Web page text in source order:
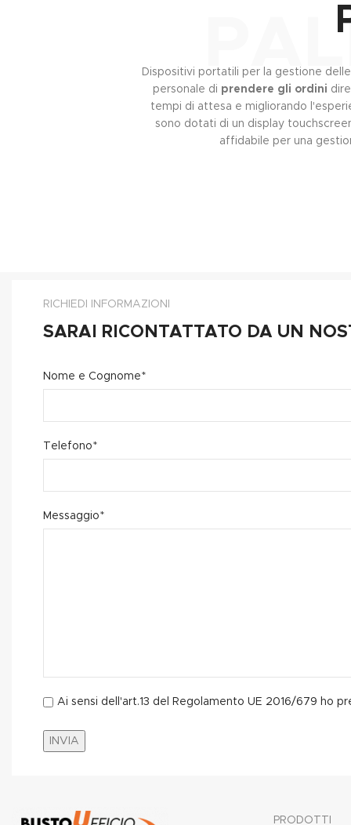
Dispositivi portatili per la gestione
personale di prendere gli ordini
tempi di attesa e migliorando
sono dotati di un display
affidabile per una
RICHIEDI INFORMAZIONI
SARAI RICONTATTATO DA UN
Nome e Cognome*
Telefono*
Messaggio*
Ai sensi dell'art.13 del Regolamento UE 2016/679 ho
PRODOTTI